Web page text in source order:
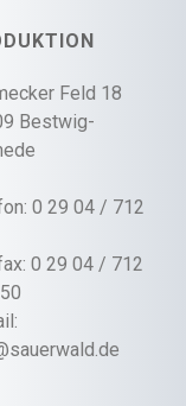
Feld 18
Bestwig-
0 29 04 / 712
0 29 04 / 712